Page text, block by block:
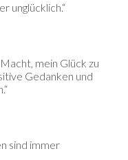
unglücklich.“
mein Glück zu
Gedanken und
sind immer